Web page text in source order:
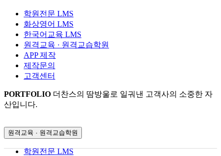
학원전문 LMS
화상영어 LMS
한국어교육 LMS
원격교육 · 원격교습학원
APP 제작
제작문의
고객센터
PORTFOLIO 더찬스의 땀방울로 일궈낸 고객사의 소중한 자
산입니다.
원격교육 · 원격교습학원
학원전문 LMS